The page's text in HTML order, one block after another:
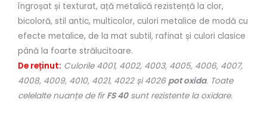
îngroșat și texturat, ață metalică rezistență la clor,
bicoloră, stil antic, multicolor, culori metalice de modă cu
efecte metalice, de la mat subtil, rafinat și culori clasice
până la foarte strălucitoare.
De reținut: Culorile 4001, 4002, 4003, 4005, 4006, 4007,
4008, 4009, 4010, 4021, 4022 și 4026pot oxida. Toate
celelalte nuanțe de firFS 40sunt rezistente la oxidare.